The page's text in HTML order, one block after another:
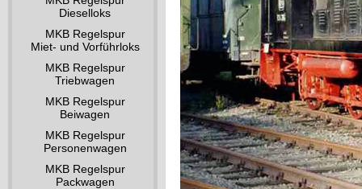
Dieselloks
MKB Regelspur
Miet- und Vorführloks
MKB Regelspur
Triebwagen
MKB Regelspur
Beiwagen
MKB Regelspur
Personenwagen
MKB Regelspur
Packwagen